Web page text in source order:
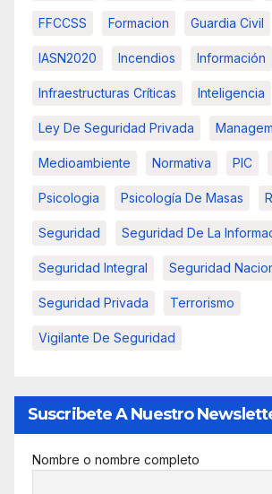
FFCCSS Formacion Guardia Civil
IASN2020 Incendios Información
Infraestructuras Críticas Inteligencia
Ley De Seguridad Privada
Medioambiente Normativa PIC
Psicologia Psicología De Masas
Seguridad Seguridad De La
Seguridad Integral Seguridad
Seguridad Privada Terrorismo
Vigilante De Seguridad
Suscribete A Nuestro
Nombre o nombre completo